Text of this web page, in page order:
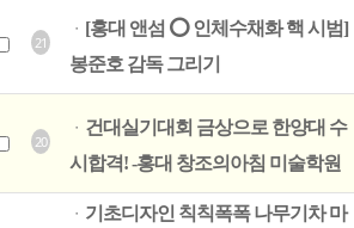
21
ㆍ [홍대 앤섬 ⭕ 인체수채화 핵 시범]
봉준호 감독 그리기
20
ㆍ 건대실기대회 금상으로 한양대 수
시합격! -홍대 창조의아침 미술학원
ㆍ 기초디자인 칙칙폭폭 나무기차 마